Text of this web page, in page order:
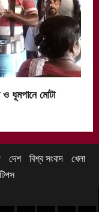
ধূমপানে মোটা
দেশ বিশ্ব সংবাদ খেলা